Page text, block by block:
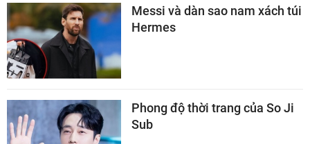
Messi và dàn sao nam xách túi
Hermes
Phong độ thời trang của So Ji
Sub